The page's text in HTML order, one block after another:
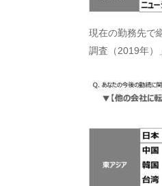
現在の勤務先で
調査（2019年）